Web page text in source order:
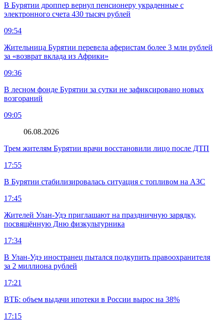
В Бурятии дроппер вернул пенсионеру украденные с
электронного счета 430 тысяч рублей
09:54
Жительница Бурятии перевела аферистам более 3 млн рублей
за «возврат вклада из Африки»
09:36
В лесном фонде Бурятии за сутки не зафиксировано новых
возгораний
09:05
06.08.2026
Трем жителям Бурятии врачи восстановили лицо после ДТП
17:55
В Бурятии стабилизировалась ситуация с топливом на АЗС
17:45
Жителей Улан-Удэ приглашают на праздничную зарядку,
посвящённую Дню физкультурника
17:34
В Улан-Удэ иностранец пытался подкупить правоохранителя
за 2 миллиона рублей
17:21
ВТБ: объем выдачи ипотеки в России вырос на 38%
17:15